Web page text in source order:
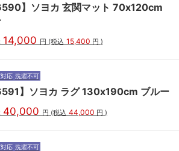
】ソヨカ 玄関マット 70x120cm
14,000 円 (税込 15,400 円 )
応 洗濯不可
】ソヨカ ラグ 130x190cm ブルー
40,000 円 (税込 44,000 円 )
応 洗濯不可